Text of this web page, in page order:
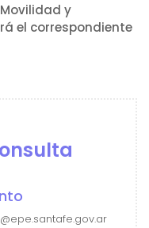
y
el correspondiente